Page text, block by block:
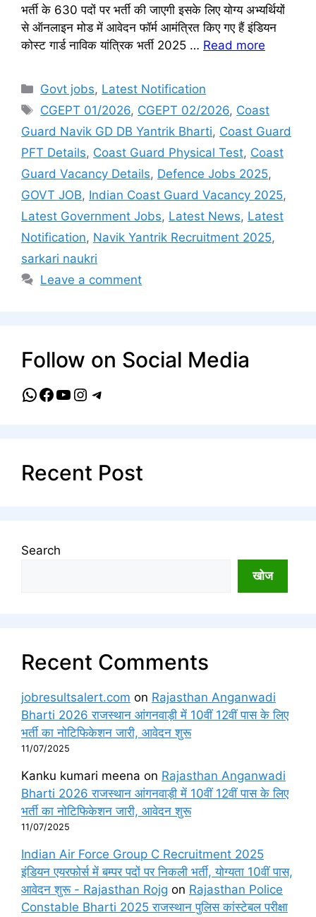
भर्ती के 630 पदों पर भर्ती की जाएगी इसके लिए योग्य अभ्यर्थियों
से ऑनलाइन मोड में आवेदन फॉर्म आमंत्रित किए गए हैं इंडियन
कोस्ट गार्ड नाविक यांत्रिक भर्ती 2025 … Read more
Categories
Govt jobs, Latest Notification
Tags
CGEPT 01/2026, CGEPT 02/2026, Coast
Guard Navik GD DB Yantrik Bharti, Coast Guard
PFT Details, Coast Guard Physical Test, Coast
Guard Vacancy Details, Defence Jobs 2025,
GOVT JOB, Indian Coast Guard Vacancy 2025,
Latest Government Jobs, Latest News, Latest
Notification, Navik Yantrik Recruitment 2025,
sarkari naukri
Leave a comment
Follow on Social Media
WhatsApp
Facebook
YouTube
Instagram
Telegram
Recent Post
Search
खोज
Recent Comments
jobresultsalert.com on Rajasthan Anganwadi
Bharti 2026 राजस्थान आंगनवाड़ी में 10वीं 12वीं पास के लिए
भर्ती का नोटिफिकेशन जारी, आवेदन शुरू
11/07/2025
Kanku kumari meena on Rajasthan Anganwadi
Bharti 2026 राजस्थान आंगनवाड़ी में 10वीं 12वीं पास के लिए
भर्ती का नोटिफिकेशन जारी, आवेदन शुरू
11/07/2025
Indian Air Force Group C Recruitment 2025
इंडियन एयरफोर्स में बम्पर पदों पर निकली भर्ती, योग्यता 10वीं पास,
आवेदन शुरू - Rajasthan Rojg on Rajasthan Police
Constable Bharti 2025 राजस्थान पुलिस कांस्टेबल परीक्षा